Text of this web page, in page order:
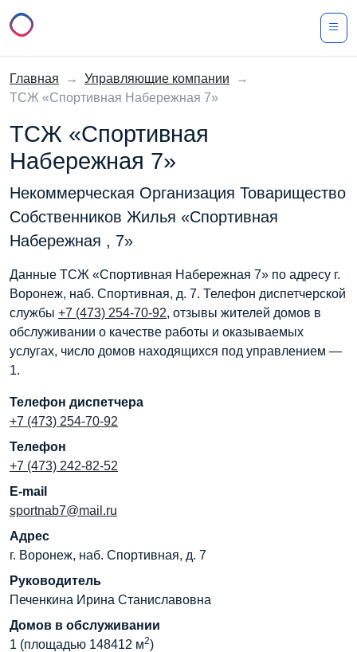
Главная → Управляющие компании
→
ТСЖ «Спортивная Набережная 7»
ТСЖ «Спортивная
Набережная 7»
Некоммерческая Организация Товарищество
Собственников Жилья «Спортивная
Набережная , 7»
Данные ТСЖ «Спортивная Набережная 7» по адресу г.
Воронеж, наб. Спортивная, д. 7. Телефон диспетчерской
службы +7 (473) 254-70-92, отзывы жителей домов в
обслуживании о качестве работы и оказываемых
услугах, число домов находящихся под управлением —
1.
Телефон диспетчера
+7 (473) 254-70-92
Телефон
+7 (473) 242-82-52
E-mail
sportnab7@mail.ru
Адрес
г. Воронеж, наб. Спортивная, д. 7
Руководитель
Печенкина Ирина Станиславовна
Домов в обслуживании
1 (площадью 148412 м2)